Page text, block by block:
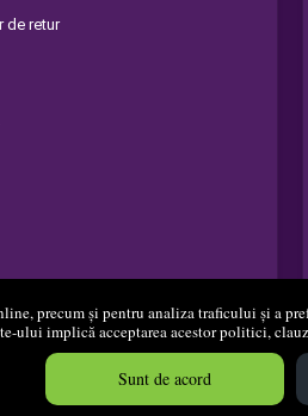
precum și pentru analiza traficului și a
ului implică acceptarea acestor politici,
Sunt de acord
de retur
© 2008 - 2026 S.C. Editura Diamant S.R.L.
Created in